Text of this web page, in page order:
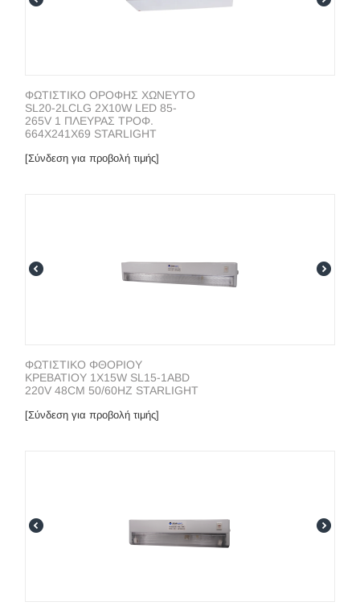
ΦΩΤΙΣΤΙΚΟ ΟΡΟΦΗΣ ΧΩΝΕΥΤΟ
SL20-2LCLG 2Χ10W LED 85-
265V 1 ΠΛΕΥΡΑΣ ΤΡΟΦ.
664Χ241Χ69 STARLIGHT
[Σύνδεση για προβολή τιμής]
ΦΩΤΙΣΤΙΚΟ ΦΘΟΡIOY
ΚΡΕΒΑΤΙΟΥ 1X15W SL15-1ABD
220V 48CM 50/60HZ STARLIGHT
[Σύνδεση για προβολή τιμής]